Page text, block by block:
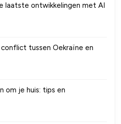
laatste ontwikkelingen met AI
tussen Oekraïne en
om je huis: tips en